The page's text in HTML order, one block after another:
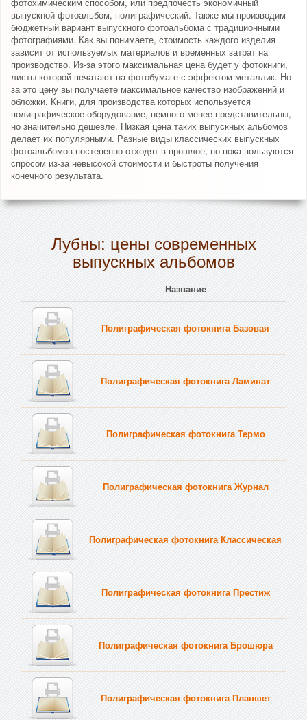
выпускной фотоальбом, полиграфический. Также мы производим
бюджетный вариант выпускного фотоальбома с традиционными
фотографиями. Как вы понимаете, стоимость каждого изделия
зависит от используемых материалов и временных затрат на
производство. Из-за этого максимальная цена будет у фотокниги,
листы которой печатают на фотобумаге с эффектом металлик. Но
за это цену вы получаете максимальное качество изображений и
обложки. Книги, для производства которых используется
полиграфическое оборудование, немного менее представительны,
но значительно дешевле. Низкая цена таких выпускных альбомов
делает их популярными. Разные виды классических выпускных
фотоальбомов постепенно отходят в прошлое, но пока пользуются
спросом из-за невысокой стоимости и быстроты получения
конечного результата.
Лубны: цены современных
выпускных альбомов
Название
Полиграфическая фотокнига Базовая
Полиграфическая фотокнига Ламинат
Полиграфическая фотокнига Термо
Полиграфическая фотокнига Журнал
Полиграфическая фотокнига Классическая
Полиграфическая фотокнига Престиж
Полиграфическая фотокнига Брошюра
Полиграфическая фотокнига Планшет